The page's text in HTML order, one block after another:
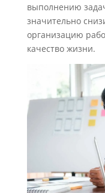
выполнению
значительно
организацию
качество жизни.